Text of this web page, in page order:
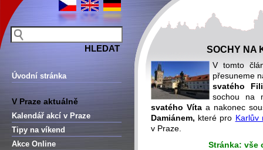
Úvodní stránka
V Praze aktuálně
Kalendář akcí v Praze
Tipy na víkend
Akce Online
SOCHY NA
V tomto
přesuneme
svatého
sochou
svatého Víta a nakonec
Damiánem, které pro Karlův
v Praze.
Stránka: vše